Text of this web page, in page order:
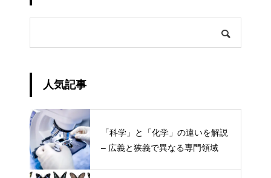
人気記事
「科学」と「化学」の違いを解説
– 広義と狭義で異なる専門領域